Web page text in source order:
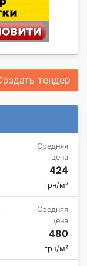
тендер
Средняя
цена
424
грн/м²
Средняя
цена
480
грн/м²